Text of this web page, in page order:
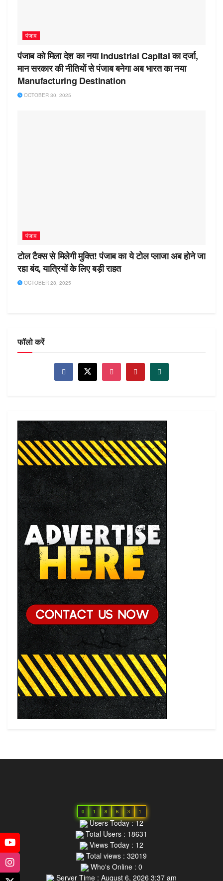
पंजाब
पंजाब को मिला देश का नया Industrial Capital का दर्जा,
मान सरकार की नीतियों से पंजाब बनेगा अब भारत का नया
Manufacturing Destination
OCTOBER 30, 2025
पंजाब
टोल टैक्स से मिलेगी मुक्ति! पंजाब का ये टोल प्लाजा अब होने जा
रहा बंद, यात्रियों के लिए बड़ी राहत
OCTOBER 28, 2025
फॉलो करें
0 1 8 6 3 1
Users Today : 12
Total Users : 18631
Views Today : 12
Total views : 32019
Who's Online : 0
Server Time : August 6, 2026 3:37 am